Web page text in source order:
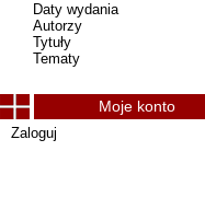
Daty wydania
Autorzy
Tytuły
Tematy
Moje konto
Zaloguj